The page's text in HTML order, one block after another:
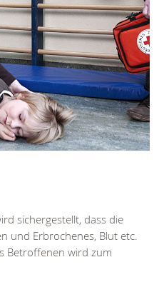
sichergestellt, dass die
und Erbrochenes, Blut etc.
Betroffenen wird zum